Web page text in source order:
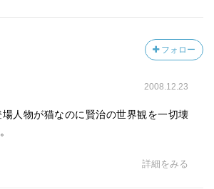
フォロー
2008.12.23
人物が猫なのに賢治の世界観を一切壊
詳細をみる